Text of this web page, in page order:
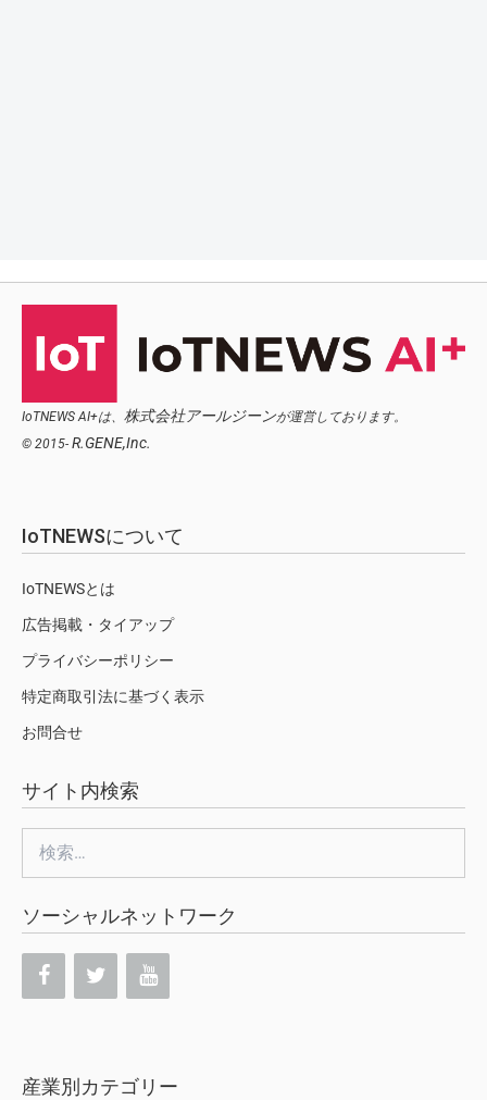
IoTNEWS AI+は、 株式会社アールジーンが運営しております。
© 2015- R.GENE,Inc.
IoTNEWSについて
IoTNEWSとは
広告掲載・タイアップ
プライバシーポリシー
特定商取引法に基づく表示
お問合せ
サイト内検索
索:
ソーシャルネットワーク
産業別カテゴリー